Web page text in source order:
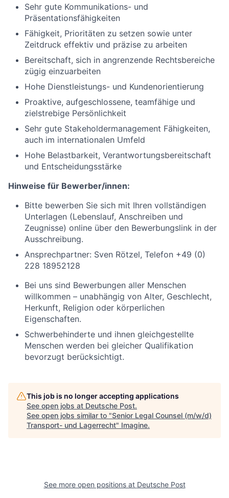
Sehr gute Kommunikations- und
Präsentationsfähigkeiten
Fähigkeit, Prioritäten zu setzen sowie unter
Zeitdruck effektiv und präzise zu arbeiten
Bereitschaft, sich in angrenzende Rechtsbereiche
zügig einzuarbeiten
Hohe Dienstleistungs- und Kundenorientierung
Proaktive, aufgeschlossene, teamfähige und
zielstrebige Persönlichkeit
Sehr gute Stakeholdermanagement Fähigkeiten,
auch im internationalen Umfeld
Hohe Belastbarkeit, Verantwortungsbereitschaft
und Entscheidungsstärke
Hinweise für Bewerber/innen:
Bitte bewerben Sie sich mit Ihren vollständigen
Unterlagen (Lebenslauf, Anschreiben und
Zeugnisse) online über den Bewerbungslink in der
Ausschreibung.
Ansprechpartner: Sven Rötzel, Telefon +49 (0)
228 18952128
Bei uns sind Bewerbungen aller Menschen
willkommen – unabhängig von Alter, Geschlecht,
Herkunft, Religion oder körperlichen
Eigenschaften.
Schwerbehinderte und ihnen gleichgestellte
Menschen werden bei gleicher Qualifikation
bevorzugt berücksichtigt.
This job is no longer accepting applications
See open jobs at Deutsche Post.
See open jobs similar to "Senior Legal Counsel (m/w/d)
Transport- und Lagerrecht" Imagine.
See more open positions at Deutsche Post